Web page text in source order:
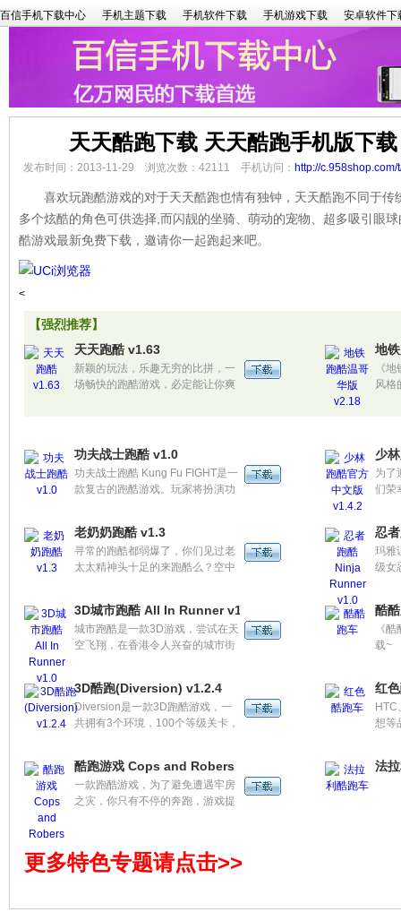
百信手机下载中心 手机主题下载 手机软件下载 手机游戏下载 安卓软件下
天天酷跑下载 天天酷跑手机版下
发布时间：2013-11-29 浏览次数：42111 手机访问： http://c.958shop.com/
喜欢玩跑酷游戏的对于天天酷跑也情有独钟，天天酷跑不同于传
多个炫酷的角色可供选择,而闪靓的坐骑、萌动的宠物、超多吸引眼
酷游戏最新免费下载，邀请你一起跑起来吧。
<
【强烈推荐】
天天跑酷 v1.63
新颖的玩法，乐趣无穷的比拼，一
场畅快的跑酷游戏，必定能让你爽
地
《
风格
查员
精致
感和
跃、
功夫战士跑酷 v1.0
功夫战士跑酷 Kung Fu FIGHT是一
款复古的跑酷游戏。玩家将扮演功
丰富的细节，多变的关卡设计，相
信会让玩家沉迷不已。
少
为了
们荣
老奶奶跑酷 v1.3
寻常的跑酷都弱爆了，你们见过老
太太精神头十足的来跑酷么？空中
太，这老太太一定是韩国人，因为
只有创造人类的民族才能这么无
敌。
忍
玛雅
级女
中，
救
中!!!
3D城市跑酷 All In Runner v1.0
城市跑酷是一款3D游戏，尝试在天
空飞翔，在香港令人兴奋的城市街
酷
《
载~
3D酷跑(Diversion) v1.2.4
Diversion是一款3D跑酷游戏，一
共拥有3个环境，100个等级关卡，
的，就是收集钻石和星星，不过可
是要注意陷阱，比如炸弹和山崖！
红
HTC
想等
酷跑游戏 Cops and Robers
一款跑酷游戏，为了避免遭遇牢房
之灾，你只有不停的奔跑，游戏提
片，绝对是票房冠军。
法
更多特色专题请点击>>